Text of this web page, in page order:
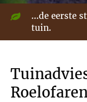
...de eerste
tuin.